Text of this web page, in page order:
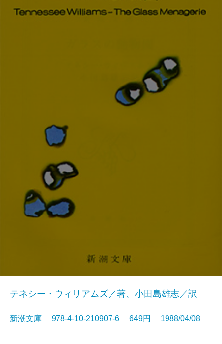
テネシー・ウィリアムズ／著、小田島雄志／訳
新潮文庫 978-4-10-210907-6 649円 1988/04/08